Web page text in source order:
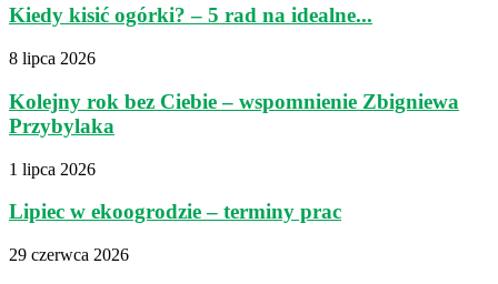
Kiedy kisić ogórki? – 5 rad na idealne...
8 lipca 2026
Kolejny rok bez Ciebie – wspomnienie Zbigniewa
Przybylaka
1 lipca 2026
Lipiec w ekoogrodzie – terminy prac
29 czerwca 2026